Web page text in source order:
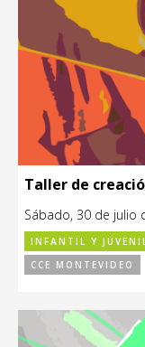
Taller de
Sábado, 30 de julio
INFANTIL Y
CCE MONTEVIDEO